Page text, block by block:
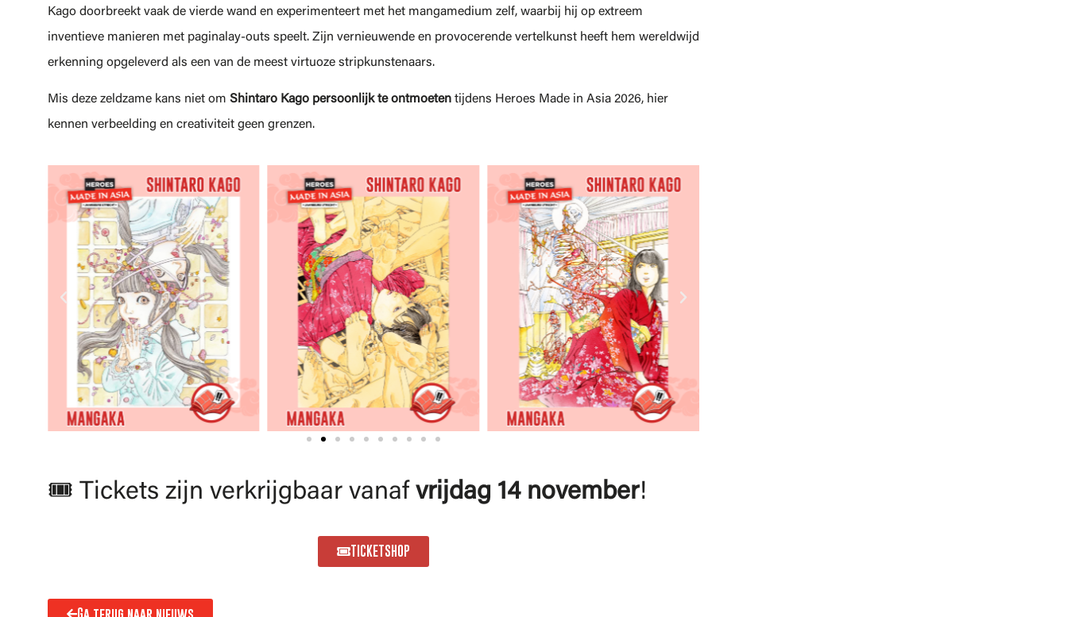
Kago doorbreekt vaak de vierde wand en experimenteert met het mangamedium zelf, waarbij hij op extreem
inventieve manieren met paginalay-outs speelt. Zijn vernieuwende en provocerende vertelkunst heeft hem wereldwijd
erkenning opgeleverd als een van de meest virtuoze stripkunstenaars.
Mis deze zeldzame kans niet om Shintaro Kago persoonlijk te ontmoeten tijdens Heroes Made in Asia 2026, hier
kennen verbeelding en creativiteit geen grenzen.
🎟️ Tickets zijn verkrijgbaar vanaf vrijdag 14 november!
TICKETSHOP
Ga terug naar nieuws